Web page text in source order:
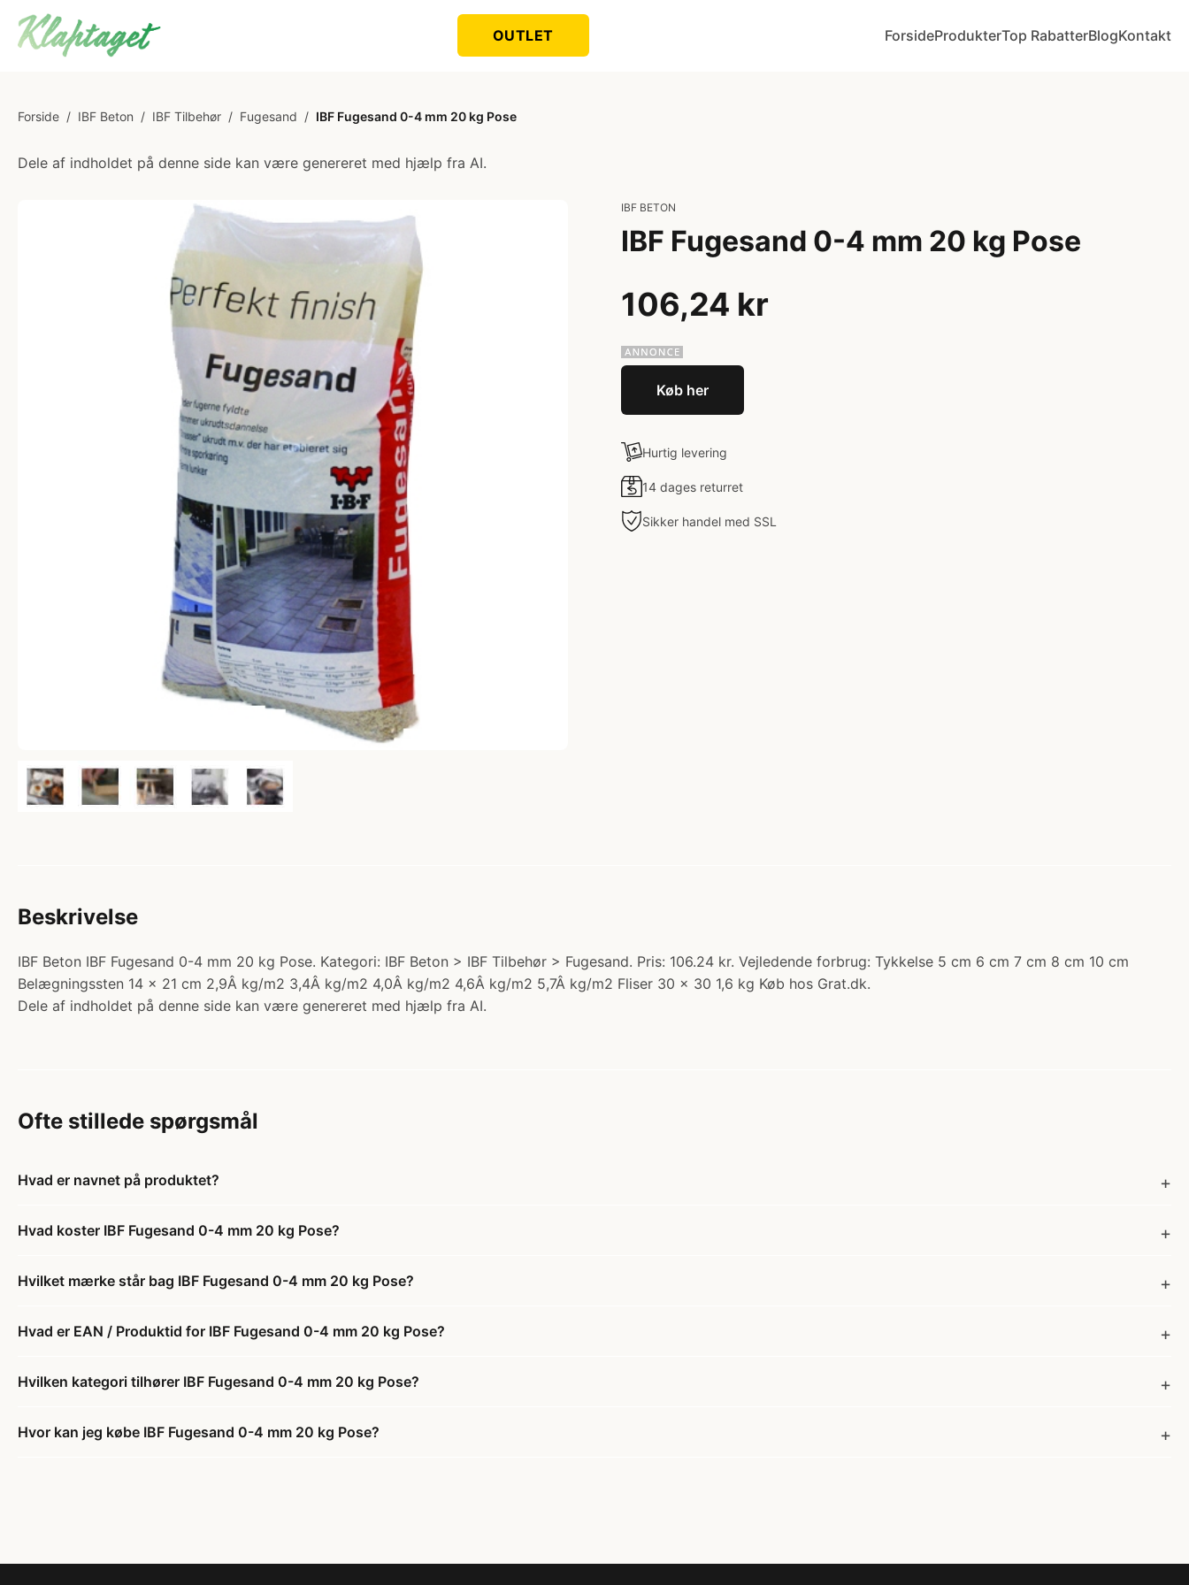
OUTLET ForsideProdukterTop RabatterBlogKontakt
Forside / IBF Beton / IBF Tilbehør / Fugesand / IBF Fugesand 0-4 mm 20 kg Pose
Dele af indholdet på denne side kan være genereret med hjælp fra AI.
IBF BETON
IBF Fugesand 0-4 mm 20 kg Pose
106,24 kr
Køb her
Hurtig levering
14 dages returret
Sikker handel med SSL
Beskrivelse
IBF Beton IBF Fugesand 0-4 mm 20 kg Pose. Kategori: IBF Beton > IBF Tilbehør > Fugesand. Pris: 106.24 kr. Vejledende forbrug: Tykkelse 5 cm 6 cm 7 cm 8 cm 10 cm
Belægningssten 14 x 21 cm 2,9Â kg/m2 3,4Â kg/m2 4,0Â kg/m2 4,6Â kg/m2 5,7Â kg/m2 Fliser 30 x 30 1,6 kg Køb hos Grat.dk.
Dele af indholdet på denne side kan være genereret med hjælp fra AI.
Ofte stillede spørgsmål
Hvad er navnet på produktet?
Hvad koster IBF Fugesand 0-4 mm 20 kg Pose?
Hvilket mærke står bag IBF Fugesand 0-4 mm 20 kg Pose?
Hvad er EAN / Produktid for IBF Fugesand 0-4 mm 20 kg Pose?
Hvilken kategori tilhører IBF Fugesand 0-4 mm 20 kg Pose?
Hvor kan jeg købe IBF Fugesand 0-4 mm 20 kg Pose?